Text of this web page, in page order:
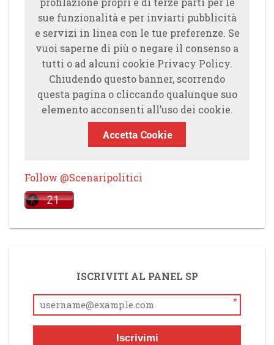
sue funzionalità e per inviarti pubblicità
e servizi in linea con le tue preferenze. Se
vuoi saperne di più o negare il consenso a
tutti o ad alcuni cookie Privacy Policy.
Chiudendo questo banner, scorrendo
questa pagina o cliccando qualunque suo
elemento acconsenti all’uso dei cookie.
Accetta Cookie
Follow @Scenaripolitici
ISCRIVITI AL PANEL SP
*
Iscrivimi